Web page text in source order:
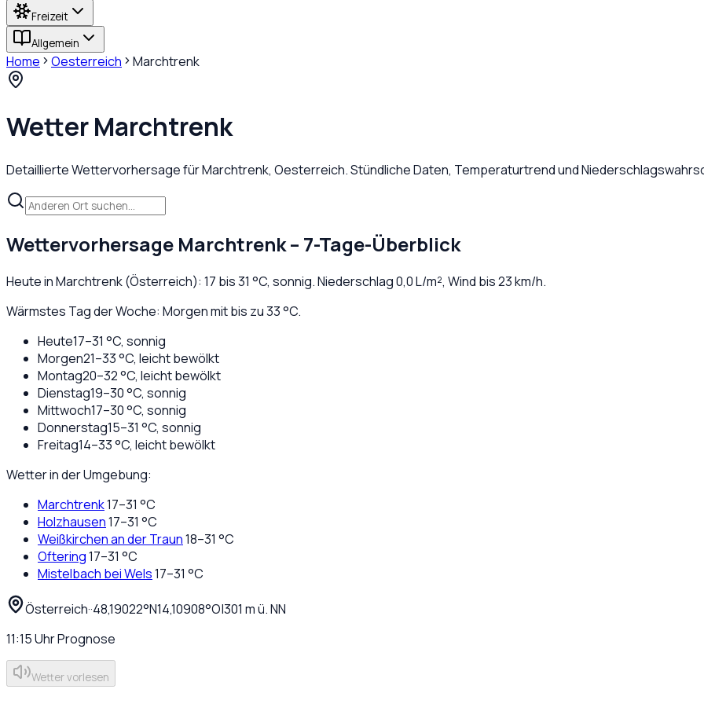
Freizeit
Allgemein
Home Oesterreich Marchtrenk
WetterMarchtrenk
Detaillierte Wettervorhersage fürMarchtrenk, Oesterreich. Stündliche Daten, Temperaturtrend und
Wettervorhersage Marchtrenk– 7-Tage-Überblick
Heute inMarchtrenk(Österreich): 17 bis31 °C, sonnig. Niederschlag0,0L/m², Wind bis23km/h.
Wärmstes Tag der Woche: Morgen mit bis zu 33 °C.
Heute17–31 °C, sonnig
Morgen21–33°C, leicht bewölkt
Montag20–32°C, leicht bewölkt
Dienstag19–30°C, sonnig
Mittwoch17–30°C, sonnig
Donnerstag15–31 °C, sonnig
Freitag14–33°C, leicht bewölkt
Wetter in der Umgebung:
Marchtrenk17–31 °C
Holzhausen17–31 °C
Weißkirchen an der Traun18–31 °C
Oftering17–31 °C
Mistelbach bei Wels17–31 °C
Österreich··48,19022°N14,10908°O|301 m ü. NN
11:15UhrPrognose
Wetter vorlesen